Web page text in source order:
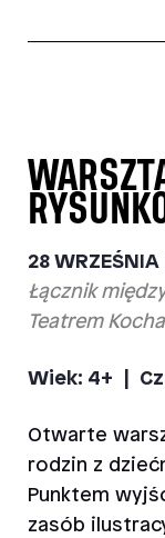
28
Łącznik
Teatrem
Wiek: 4+ |
Otwarte
rodzin z
Punktem
zasób